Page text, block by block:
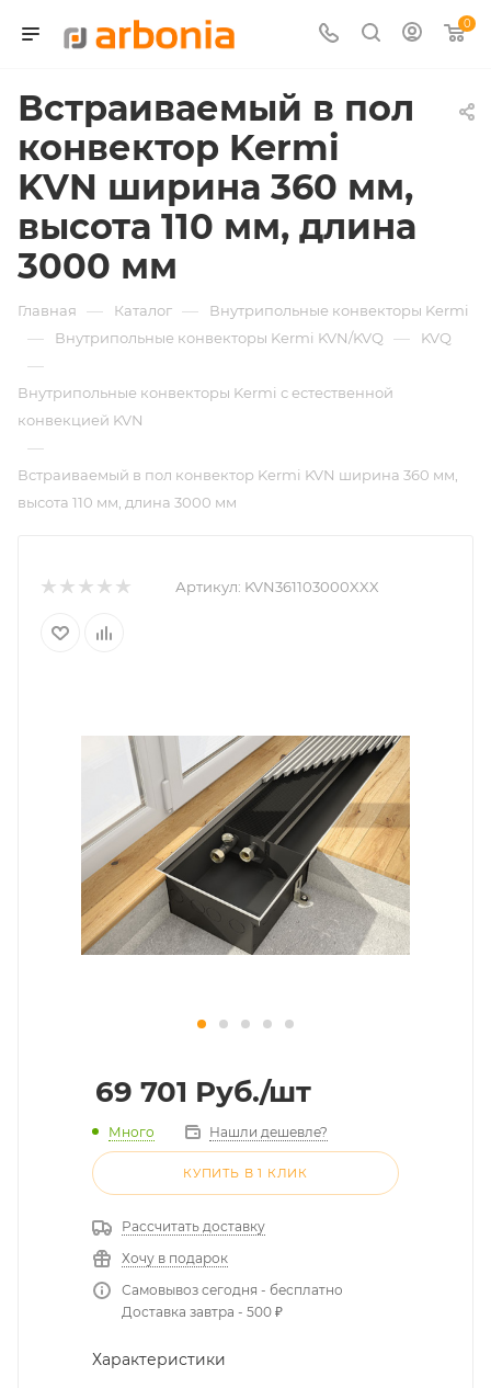
0
Встраиваемый в пол
конвектор Kermi
KVN ширина 360 мм,
высота 110 мм, длина
3000 мм
Главная — Каталог — Внутрипольные конвекторы Kermi
— Внутрипольные конвекторы Kermi KVN/KVQ — KVQ
—
Внутрипольные конвекторы Kermi с естественной
конвекцией KVN
—
Встраиваемый в пол конвектор Kermi KVN ширина 360 мм,
высота 110 мм, длина 3000 мм
Артикул: KVN361103000XXX
69 701 Руб./шт
Много Нашли дешевле?
КУПИТЬ В 1 КЛИК
Рассчитать доставку
Хочу в подарок
Самовывоз сегодня - бесплатно
Доставка завтра - 500 ₽
Характеристики